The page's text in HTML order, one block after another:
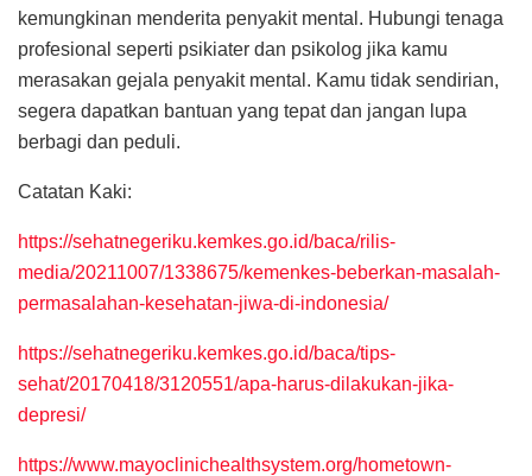
kemungkinan menderita penyakit mental. Hubungi tenaga
profesional seperti psikiater dan psikolog jika kamu
merasakan gejala penyakit mental. Kamu tidak sendirian,
segera dapatkan bantuan yang tepat dan jangan lupa
berbagi dan peduli.
Catatan Kaki:
https://sehatnegeriku.kemkes.go.id/baca/rilis-
media/20211007/1338675/kemenkes-beberkan-masalah-
permasalahan-kesehatan-jiwa-di-indonesia/
https://sehatnegeriku.kemkes.go.id/baca/tips-
sehat/20170418/3120551/apa-harus-dilakukan-jika-
depresi/
https://www.mayoclinichealthsystem.org/hometown-